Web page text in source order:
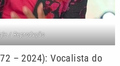
/ Reprodução
– 2024): Vocalista do